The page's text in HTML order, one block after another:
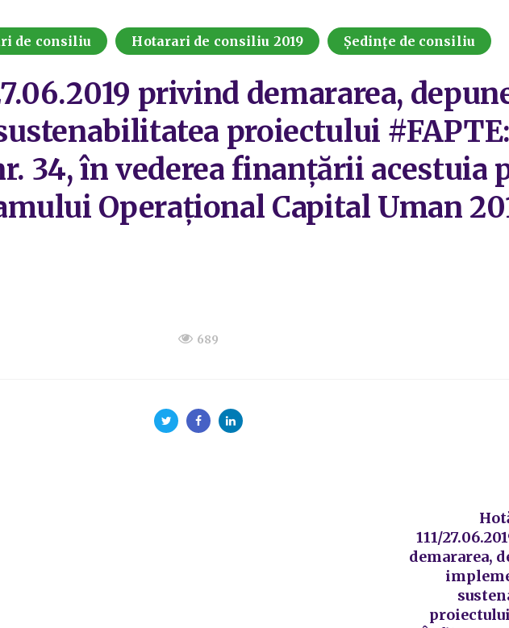
de consiliu Hotarari de consiliu 2019 Ședințe de consiliu
privind demararea,
proiectului #FAPTE:
34, în vederea finanțării acestuia
Operațional Capital Uman
689
111/
demararea,